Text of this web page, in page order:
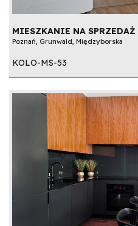
MIESZKANIE NA SPRZEDAŻ
Poznań, Grunwald, Międzyborska
KOLO-MS-53